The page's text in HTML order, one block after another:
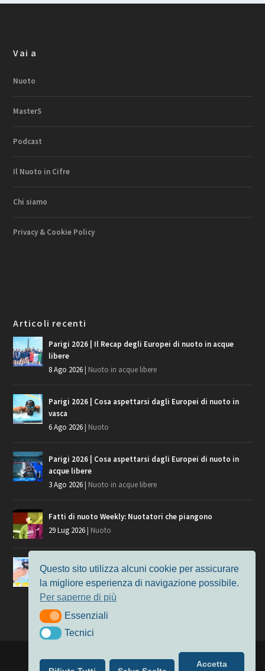
Vai a
Nuoto
MasterS
Podcast
Il Nuoto in Cifre
Chi siamo
Privacy & Cookie Policy
Articoli recenti
Parigi 2026 | Il Recap degli Europei di nuoto in acque
libere
8 Ago 2026| Nuoto in acque libere
Parigi 2026 | Cosa aspettarsi dagli Europei di nuoto in
vasca
6 Ago 2026| Nuoto
Parigi 2026 | Cosa aspettarsi dagli Europei di nuoto in
acque libere
3 Ago 2026| Nuoto in acque libere
Fatti di nuoto Weekly: Nuotatori che piangono
29 Lug 2026| Nuoto
Giochi del Mediterraneo, i convocati del nuoto per
9 Lug 2026
Nuoto
| Alimentato da
Questo sito utilizza alcuni cookie per assicurare
la migliore esperienza di navigazione possibile.
Per saperne di più
EssenzialiEssenziali
TecniciTecnici
Accetta